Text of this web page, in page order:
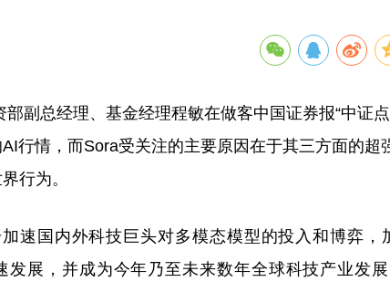
副总经理、基金经理程敏在做客中国证券报“中证
行情，而Sora受关注的主要原因在于其三方面的超
行为。
速国内外科技巨头对多模态模型的投入和博弈，
展，并成为今年乃至未来数年全球科技产业发